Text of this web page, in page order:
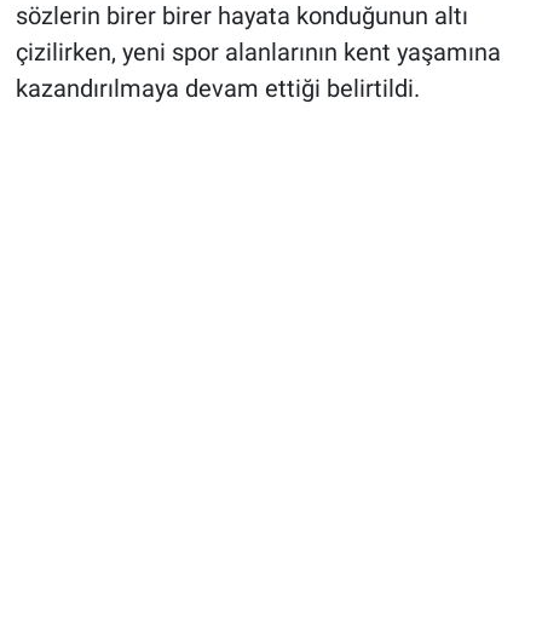
sözlerin birer birer hayata konduğunun altı
çizilirken, yeni spor alanlarının kent yaşamına
kazandırılmaya devam ettiği belirtildi.